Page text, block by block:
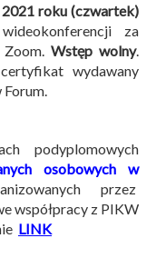
roku (czwartek)
za
Wstęp wolny.
wydawany
podyplomowych
osobowych w
przez
współpracy z PIKW
LINK